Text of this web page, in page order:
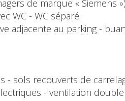
de marque « Siemens
WC - WC séparé.
adjacente au parking -
- sols recouverts de
- ventilation